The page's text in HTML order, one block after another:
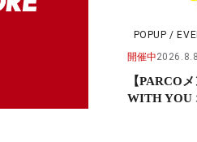
POPUP /
開催中2026.8.8
【PARCO
WITH YOU